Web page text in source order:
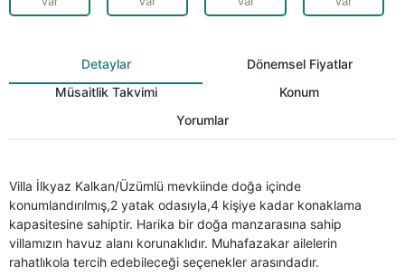
Detaylar
Dönemsel Fiyatlar
Müsaitlik Takvimi
Konum
Yorumlar
Villa İlkyaz Kalkan/Üzümlü mevkiinde doğa içinde
konumlandırılmış,2 yatak odasıyla,4 kişiye kadar konaklama
kapasitesine sahiptir. Harika bir doğa manzarasına sahip
villamızın havuz alanı korunaklıdır. Muhafazakar ailelerin
rahatlıkola tercih edebileceği seçenekler arasındadır.